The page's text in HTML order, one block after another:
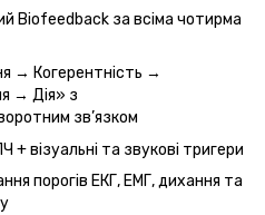
Biofeedback за всіма чотирма
→ Когерентність →
→ Дія» з
зв’язком
+ візуальні та звукові тригери
порогів ЕКГ, ЕМГ, дихання та